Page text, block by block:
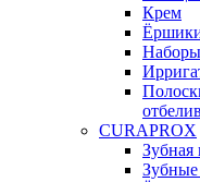
Крем
Наборы
CURAPROX
Зубная